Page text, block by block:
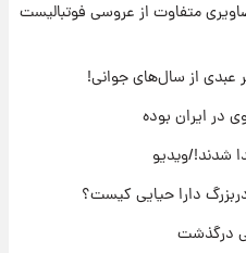
۱۹ مرداد ۱۴۰۵
متفاوت از عروسی فوتبالیست
از سال‌های جوانی!
ایران بوده
ویدیو
دارا حیایی کیست؟